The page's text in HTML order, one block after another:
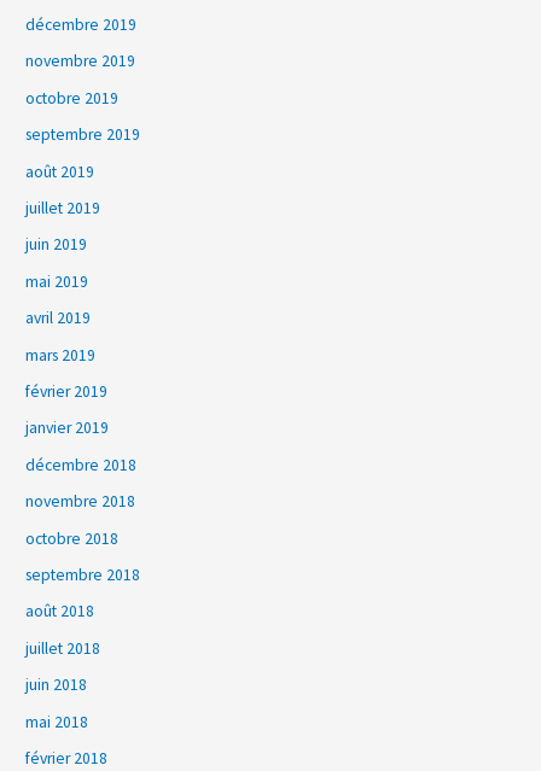
décembre 2019
novembre 2019
octobre 2019
septembre 2019
août 2019
juillet 2019
juin 2019
mai 2019
avril 2019
mars 2019
février 2019
janvier 2019
décembre 2018
novembre 2018
octobre 2018
septembre 2018
août 2018
juillet 2018
juin 2018
mai 2018
février 2018